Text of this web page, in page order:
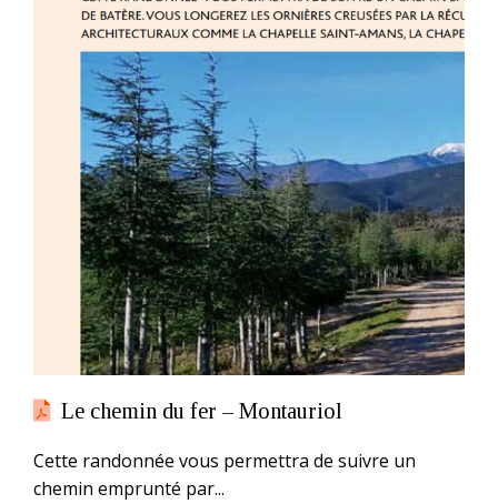
Le chemin du fer – Montauriol
Cette randonnée vous permettra de suivre un
chemin emprunté par...